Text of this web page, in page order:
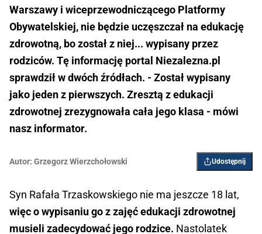
Warszawy i wiceprzewodniczącego Platformy
Obywatelskiej, nie będzie uczęszczał na edukację
zdrowotną, bo został z niej... wypisany przez
rodziców. Tę informację portal Niezalezna.pl
sprawdził w dwóch źródłach. - Został wypisany
jako jeden z pierwszych. Zresztą z edukacji
zdrowotnej zrezygnowała cała jego klasa - mówi
nasz informator.
Autor: Grzegorz Wierzchołowski Udostępnij
Syn Rafała Trzaskowskiego nie ma jeszcze 18 lat,
więc o wypisaniu go z zajęć edukacji zdrowotnej
musieli zadecydować jego rodzice. Nastolatek